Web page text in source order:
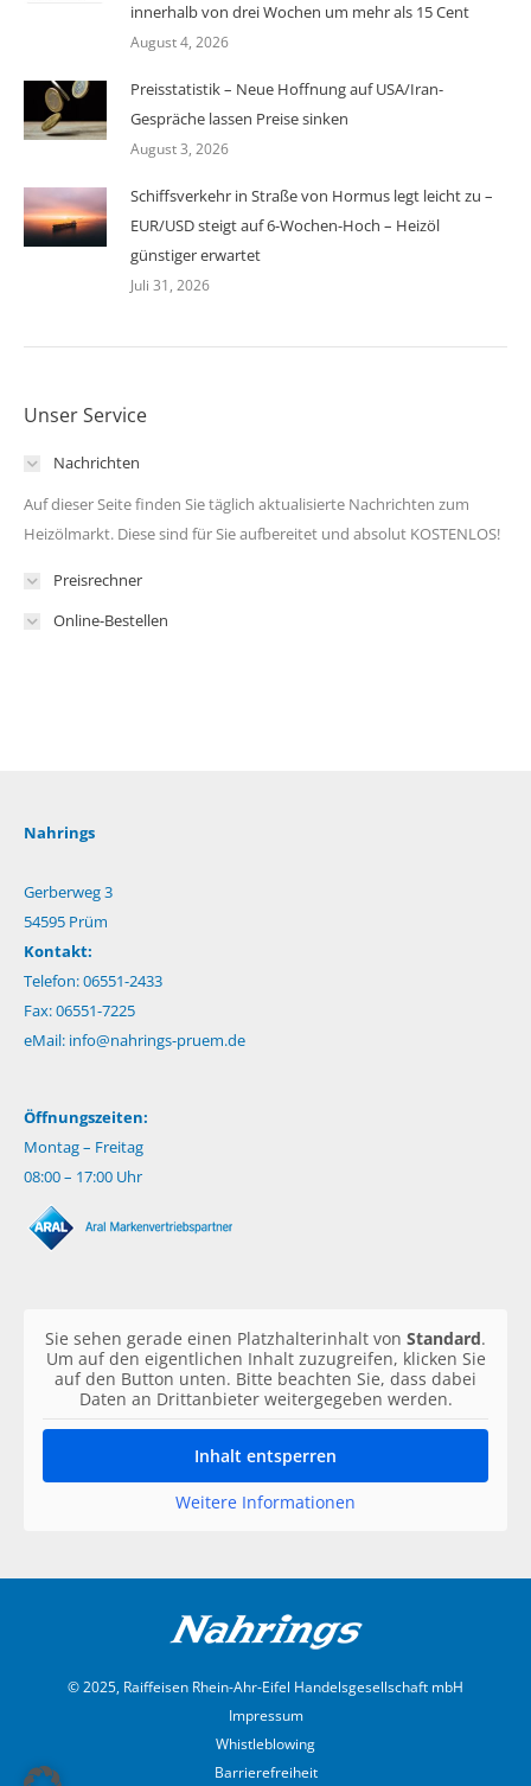
innerhalb von drei Wochen um mehr als 15 Cent
August 4, 2026
Preisstatistik – Neue Hoffnung auf USA/Iran-
Gespräche lassen Preise sinken
August 3, 2026
Schiffsverkehr in Straße von Hormus legt leicht zu –
EUR/USD steigt auf 6-Wochen-Hoch – Heizöl
günstiger erwartet
Juli 31, 2026
Unser Service
Nachrichten
Auf dieser Seite finden Sie täglich aktualisierte Nachrichten zum
Heizölmarkt. Diese sind für Sie aufbereitet und absolut KOSTENLOS!
Preisrechner
Online-Bestellen
Nahrings
Gerberweg 3
54595 Prüm
Kontakt:
Telefon: 06551-2433
Fax: 06551-7225
eMail: info@nahrings-pruem.de
Öffnungszeiten:
Montag – Freitag
08:00 – 17:00 Uhr
Sie sehen gerade einen Platzhalterinhalt von Standard.
Um auf den eigentlichen Inhalt zuzugreifen, klicken Sie
auf den Button unten. Bitte beachten Sie, dass dabei
Daten an Drittanbieter weitergegeben werden.
Inhalt entsperren
Weitere Informationen
© 2025, Raiffeisen Rhein-Ahr-Eifel Handelsgesellschaft mbH
Impressum
Whistleblowing
Barrierefreiheit